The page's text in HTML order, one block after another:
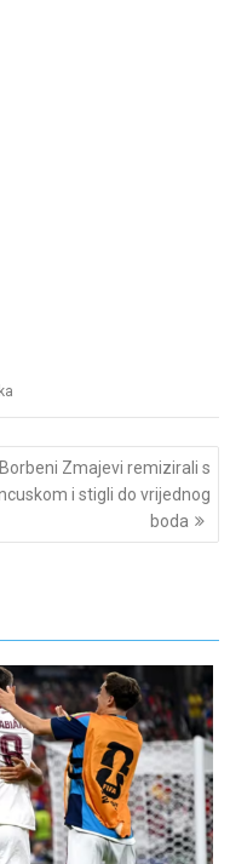
Borbeni Zmajevi remizirali s
i stigli do vrijednog
boda